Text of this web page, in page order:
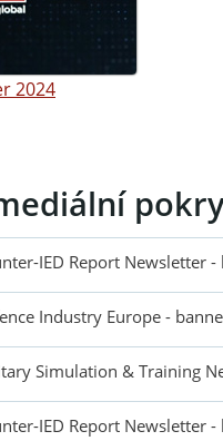
2024
IED Report Newsletter
Industry Europe -
Simulation & Training
IED Report Newsletter